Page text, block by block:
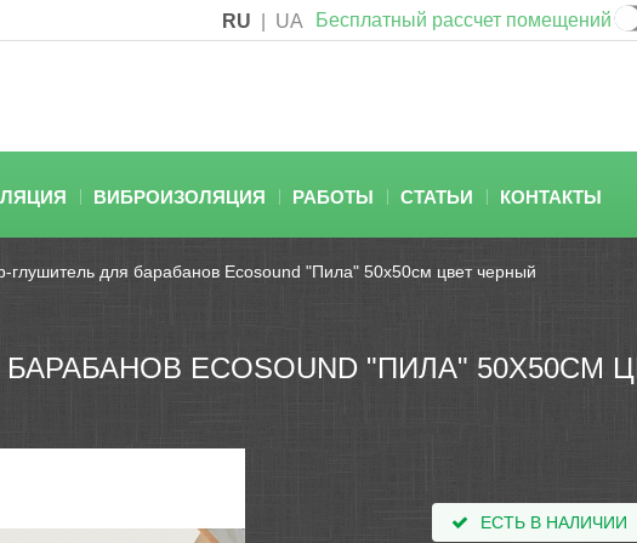
RU UA Бесплатный рассчет помещений
ВИБРОИЗОЛЯЦИЯ РАБОТЫ СТАТЬИ КОНТАКТЫ
для барабанов Ecosound "Пила" 50х50см цвет черный
ECOSOUND "ПИЛА" 50Х50СМ
ЕСТЬ В НАЛИЧИИ